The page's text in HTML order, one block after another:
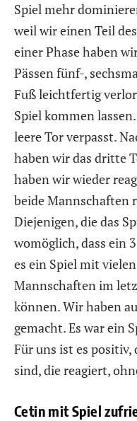
Spiel mehr
weil wir einen Teil
einer Phase haben
Pässen fünf-,
Fuß leichtfertig
Spiel kommen
leere Tor verpasst.
haben wir das dritte
haben wir wieder
beide Mannschaften
Diejenigen, die das
womöglich, dass ein
es ein Spiel mit
Mannschaften im
können. Wir haben
gemacht. Es war ein
Für uns ist es
sind, die reagiert,
Cetin mit Spiel